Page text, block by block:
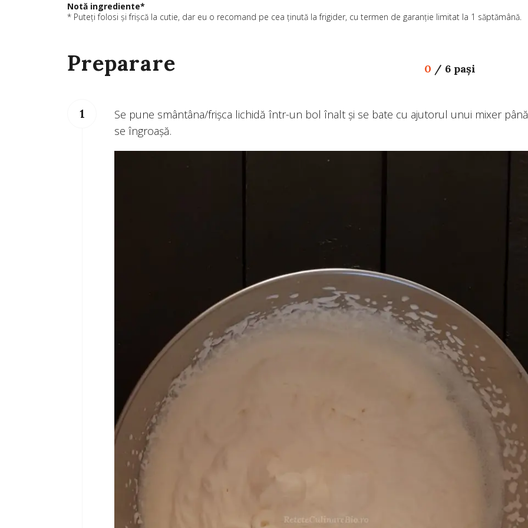
Notă ingrediente*
* Puteți folosi și frișcă la cutie, dar eu o recomand pe cea ținută la frigider, cu termen de garanție limitat la 1 săptămână.
Preparare 0 / 6 pași
Se pune smântâna/frișca lichidă într-un bol înalt și se bate cu ajutorul unui mixer
se îngroașă.